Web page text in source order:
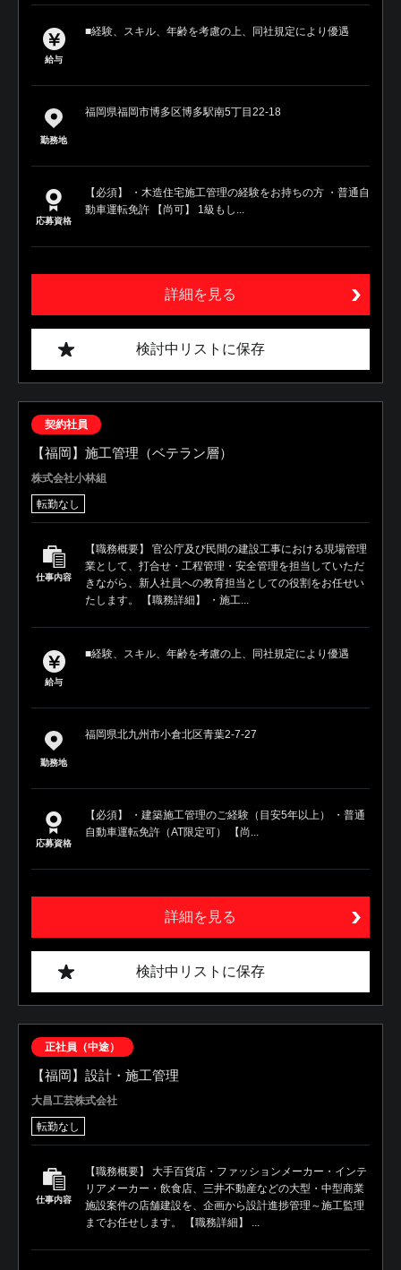
給与
■経験、スキル、年齢を考慮の上、同社規定により優遇
勤務地
福岡県福岡市博多区博多駅南5丁目22-18
応募資格
【必須】 ・木造住宅施工管理の経験をお持ちの方 ・普通自
動車運転免許 【尚可】 1級もし...
詳細を見る
検討中リストに保存
契約社員
【福岡】施工管理（ベテラン層）
株式会社小林組
転勤なし
仕事内容
【職務概要】 官公庁及び民間の建設工事における現場管理
業として、打合せ・工程管理・安全管理を担当していただ
きながら、新人社員への教育担当としての役割をお任せい
たします。 【職務詳細】 ・施工...
給与
■経験、スキル、年齢を考慮の上、同社規定により優遇
勤務地
福岡県北九州市小倉北区青葉2-7-27
応募資格
【必須】 ・建築施工管理のご経験（目安5年以上） ・普通
自動車運転免許（AT限定可） 【尚...
詳細を見る
検討中リストに保存
正社員（中途）
【福岡】設計・施工管理
大昌工芸株式会社
転勤なし
仕事内容
【職務概要】 大手百貨店・ファッションメーカー・インテ
リアメーカー・飲食店、三井不動産などの大型・中型商業
施設案件の店舗建設を、企画から設計進捗管理～施工監理
までお任せします。 【職務詳細】 ...